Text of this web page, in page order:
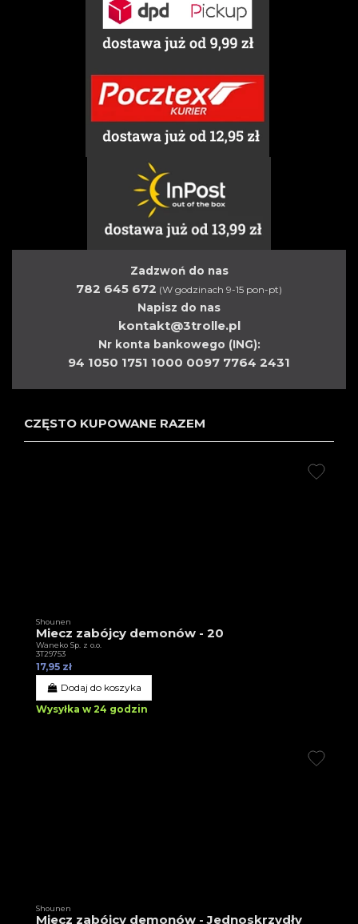
Zadzwoń do nas
782 645 672 (W godzinach 9-15 pon-pt)
Napisz do nas
kontakt@3trolle.pl
Nr konta bankowego (ING):
94 1050 1751 1000 0097 7764 2431
CZĘSTO KUPOWANE RAZEM
Shounen
Miecz zabójcy demonów - 20
Waneko Sp. z o.o.
3T29753
17,95 zł
Dodaj do koszyka
Wysyłka w 24 godzin
Shounen
Miecz zabójcy demonów - Jednoskrzydły